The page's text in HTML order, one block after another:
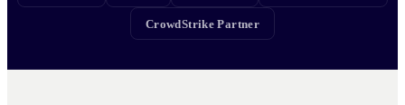
CrowdStrike Partner